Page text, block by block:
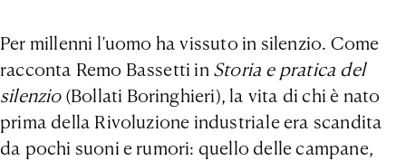
Per millenni l’uomo ha vissuto in silenzio. Come
racconta Remo Bassetti in Storia e pratica del
silenzio(Bollati Boringhieri), la vita di chi è nato
prima della Rivoluzione industriale era scandita
da pochi suoni e rumori: quello delle campane,